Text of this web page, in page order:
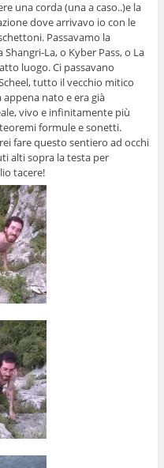
una corda (una a caso..)e la
dove arrivavo io con le
Passavamo la
La, o Kyber Pass, o La
luogo. Ci passavano
tutto il vecchio mitico
nato e era già
vivo e infinitamente più
formule e sonetti.
fare questo sentiero ad occhi
alti sopra la testa per
tacere!